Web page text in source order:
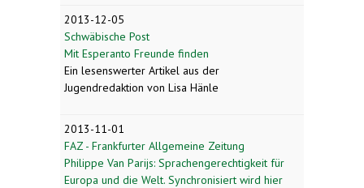
2013-12-05
Schwäbische Post
Mit Esperanto Freunde finden
Ein lesenswerter Artikel aus der
Jugendredaktion von Lisa Hänle
2013-11-01
FAZ - Frankfurter Allgemeine Zeitung
Philippe Van Parijs: Sprachengerechtigkeit für
Europa und die Welt. Synchronisiert wird hier